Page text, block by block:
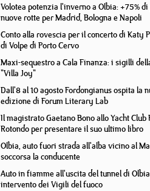
Volotea potenzia l'inverno a Olbia: +75%
nuove rotte per Madrid, Bologna e Napoli
Conto alla rovescia per il concerto di Katy
di Volpe di Porto Cervo
Maxi-sequestro a Cala Finanza: i sigilli
"Villa Joy"
Dall'8 al 10 agosto Fordongianus ospita la
edizione di Forum Literary Lab
Il magistrato Gaetano Bono allo Yacht Club
Rotondo per presentare il suo ultimo libro
Olbia, auto fuori strada all'alba vicino al
soccorsa la conducente
Auto in fiamme all'uscita del tunnel di
intervento dei Vigili del fuoco